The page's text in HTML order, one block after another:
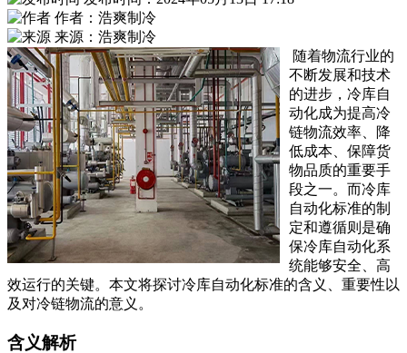
作者：浩爽制冷
来源：浩爽制冷
随着物流行业的
不断发展和技术
的进步，冷库自
动化成为提高冷
链物流效率、降
低成本、保障货
物品质的重要手
段之一。而冷库
自动化标准的制
定和遵循则是确
保冷库自动化系
统能够安全、高
效运行的关键。本文将探讨冷库自动化标准的含义、重要性以
及对冷链物流的意义。
含义解析